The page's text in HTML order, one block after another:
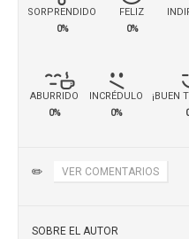
SORPRENDIDO
0%
FELIZ
0%
ABURRIDO
0%
INCRÉDULO
0%
¡BUEN
✏️ VER COMENTARIOS
SOBRE EL AUTOR